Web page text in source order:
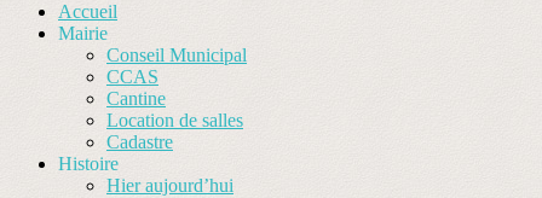
Accueil
Mairie
Conseil Municipal
CCAS
Cantine
Location de salles
Cadastre
Histoire
Hier aujourd’hui